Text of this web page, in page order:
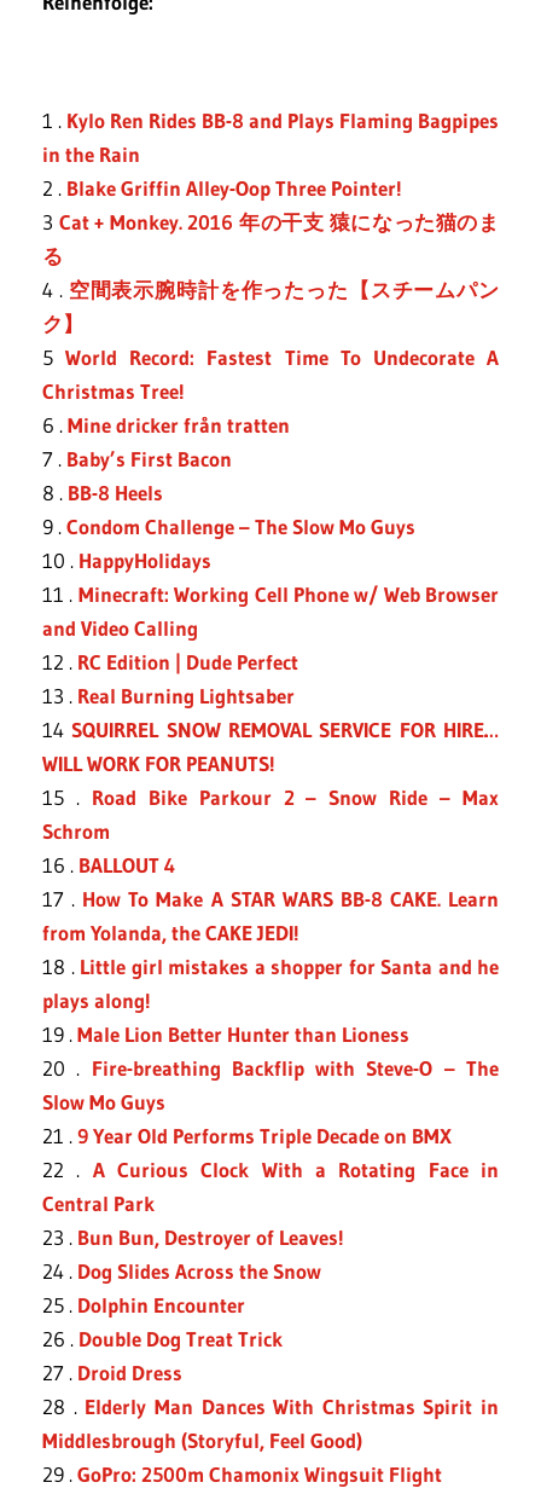
1 . Kylo Ren Rides BB-8 and Plays Flaming Bagpipes
in the Rain
2 . Blake Griffin Alley-Oop Three Pointer!
3 Cat + Monkey. 2016 年の干支 猿になった猫のま
る
4 . 空間表示腕時計を作ったった【スチームパン
ク】
5World Record: Fastest Time To Undecorate A
Christmas Tree!
6 .Mine dricker från tratten
7 . Baby’s First Bacon
8 . BB-8 Heels
9 .Condom Challenge – The Slow Mo Guys
10 . HappyHolidays
11 . Minecraft: Working Cell Phone w/ Web Browser
and Video Calling
12 . RC Edition | Dude Perfect
13 . Real Burning Lightsaber
14SQUIRREL SNOW REMOVAL SERVICE FOR HIRE…
WILL WORK FOR PEANUTS!
15 . Road Bike Parkour 2 – Snow Ride – Max
Schrom
16 . BALLOUT 4
17 . How To Make A STAR WARS BB-8 CAKE. Learn
from Yolanda, the CAKE JEDI!
18 . Little girl mistakes a shopper for Santa and he
plays along!
19 .Male Lion Better Hunter than Lioness
20 . Fire-breathing Backflip with Steve-O – The
Slow Mo Guys
21 .9 Year Old Performs Triple Decade on BMX
22 . A Curious Clock With a Rotating Face in
Central Park
23 . Bun Bun, Destroyer of Leaves!
24 . Dog Slides Across the Snow
25 . Dolphin Encounter
26 . Double Dog Treat Trick
27 . Droid Dress
28 . Elderly Man Dances With Christmas Spirit in
Middlesbrough (Storyful, Feel Good)
29 .GoPro: 2500m Chamonix Wingsuit Flight